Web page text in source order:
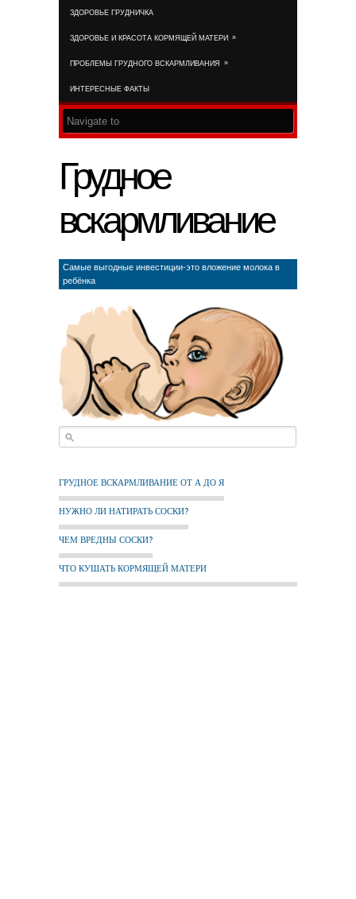
ЗДОРОВЬЕ ГРУДНИЧКА
ЗДОРОВЬЕ И КРАСОТА КОРМЯЩЕЙ МАТЕРИ »
ПРОБЛЕМЫ ГРУДНОГО ВСКАРМЛИВАНИЯ »
ИНТЕРЕСНЫЕ ФАКТЫ
Грудное
вскармливание
Самые выгодные инвестиции-это вложение молока в
ребёнка
ГРУДНОЕ ВСКАРМЛИВАНИЕ ОТ А ДО Я
НУЖНО ЛИ НАТИРАТЬ СОСКИ?
ЧЕМ ВРЕДНЫ СОСКИ?
ЧТО КУШАТЬ КОРМЯЩЕЙ МАТЕРИ